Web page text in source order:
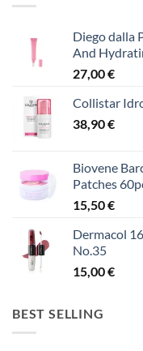
Diego dalla
And
27,00€
Collistar
38,90€
Biovene
Patches
15,50€
Dermacol
No.35
15,00€
BEST SELLING